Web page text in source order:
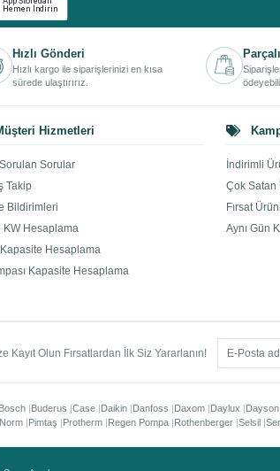
Hızlı Gönderi
Hızlı kargo ile siparişlerinizi en kısa
sürede ulaştırırız.
Hizmetleri
Sorular
Takip
Bildirimleri
KW Hesaplama
Hesaplama
Kapasite Hesaplama
İndirimli
Çok Satan
Fırsat
Aynı Gün
Kayıt Olun Fırsatlardan İlk Siz Yararlanın!
Bosch Buderus Case Daikin Danfoss Daxom Daylux Dayson
Norm Pimtaş Protherm Regen Pompa Rothenberger Selsil